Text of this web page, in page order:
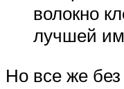
волокно
лучшей
Но все же без